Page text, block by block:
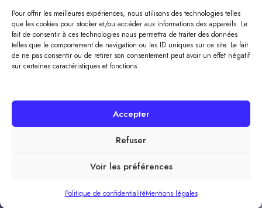
Pour offrir les meilleures expériences, nous utilisons des technologies telles
que les cookies pour stocker et/ou accéder aux informations des appareils. Le
fait de consentir à ces technologies nous permettra de traiter des données
telles que le comportement de navigation ou les ID uniques sur ce site. Le fait
de ne pas consentir ou de retirer son consentement peut avoir un effet négatif
sur certaines caractéristiques et fonctions.
Accepter
Refuser
Voir les préférences
Politique de confidentialitéMentions légales
© Association Résidence Saint Nicolas //